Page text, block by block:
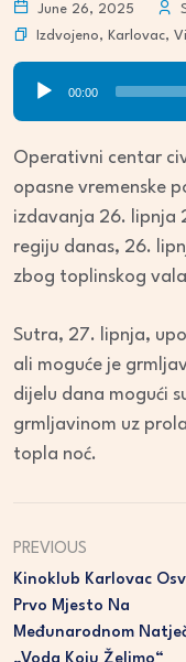
June 26, 2025
Izdvojeno, Karlovac,
Audio
Player
00:00
Operativni centar
opasne vremenske
izdavanja 26. lipnja
regiju danas, 26.
zbog toplinskog
Sutra, 27. lipnja,
ali moguće je
dijelu dana mogući
grmljavinom uz
topla noć.
PREVIOUS
Kinoklub Karlovac
Prvo Mjesto Na
Međunarodnom